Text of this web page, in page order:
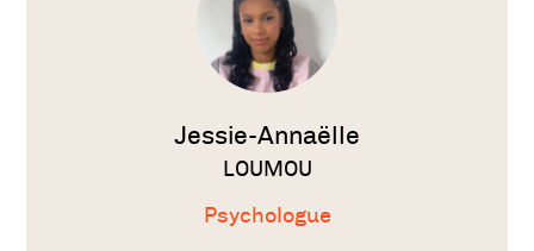
Jessie-Annaëlle
LOUMOU
Psychologue